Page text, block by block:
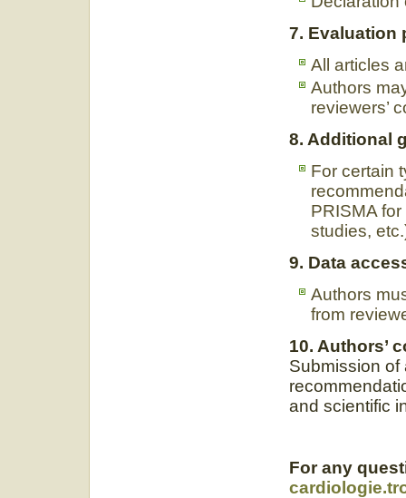
7. Evaluation
All articles
Authors
reviewers’
8. Additional
For certain
PRISMA
studies,
9. Data
Authors
from
10. Authors’
Submission of
and scientific
For any